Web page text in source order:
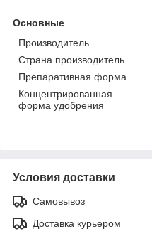
Основные
Производитель
Страна производитель
Препаративная форма
Концентрированная
форма удобрения
Условия доставки
Самовывоз
Доставка курьером